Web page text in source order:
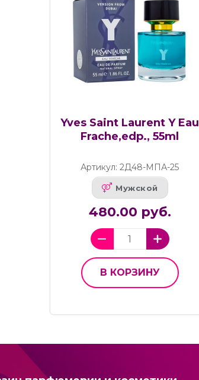
Yves Saint Laurent Y Eau
Frache,edp., 55ml
Артикул: 2Д48-МПА-25
Мужской
480.00 руб.
В КОРЗИНУ